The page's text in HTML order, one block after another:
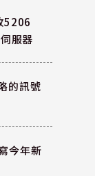
5206
服器
的訊號
今年新